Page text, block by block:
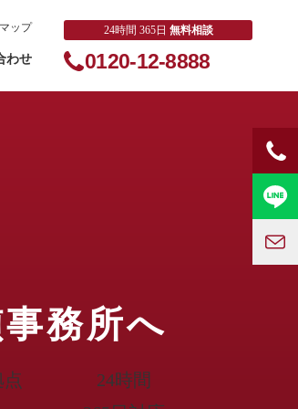
わせ
ップ 24時間 365日 無料相談
0120-12-8888
務所へ
点
24時間